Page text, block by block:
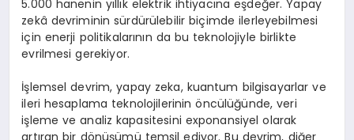
5.000 hanenin yıllık elektrik ihtiyacına eşdeğer. Yapay
zekâ devriminin sürdürülebilir biçimde ilerleyebilmesi
için enerji politikalarının da bu teknolojiyle birlikte
evrilmesi gerekiyor.
İşlemsel devrim, yapay zeka, kuantum bilgisayarlar ve
ileri hesaplama teknolojilerinin öncülüğünde, veri
işleme ve analiz kapasitesini exponansiyel olarak
artıran bir dönüşümü temsil ediyor. Bu devrim, diğer